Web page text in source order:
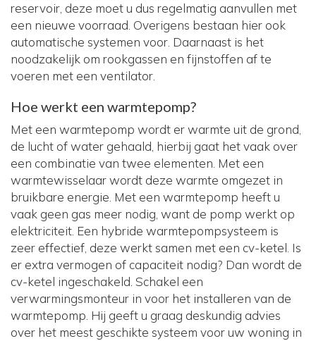
reservoir, deze moet u dus regelmatig aanvullen met
een nieuwe voorraad. Overigens bestaan hier ook
automatische systemen voor. Daarnaast is het
noodzakelijk om rookgassen en fijnstoffen af te
voeren met een ventilator.
Hoe werkt een warmtepomp?
Met een warmtepomp wordt er warmte uit de grond,
de lucht of water gehaald, hierbij gaat het vaak over
een combinatie van twee elementen. Met een
warmtewisselaar wordt deze warmte omgezet in
bruikbare energie. Met een warmtepomp heeft u
vaak geen gas meer nodig, want de pomp werkt op
elektriciteit. Een hybride warmtepompsysteem is
zeer effectief, deze werkt samen met een cv-ketel. Is
er extra vermogen of capaciteit nodig? Dan wordt de
cv-ketel ingeschakeld. Schakel een
verwarmingsmonteur in voor het installeren van de
warmtepomp. Hij geeft u graag deskundig advies
over het meest geschikte systeem voor uw woning in